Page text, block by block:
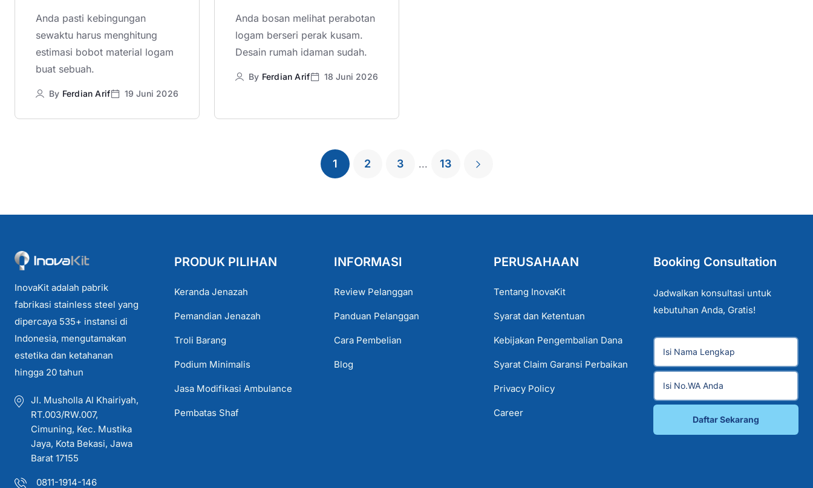
Anda pasti kebingungan
sewaktu harus menghitung
estimasi bobot material logam
buat sebuah.
By Ferdian Arif 19 Juni 2026
Anda bosan melihat perabotan
logam berseri perak kusam.
Desain rumah idaman sudah.
By Ferdian Arif 18 Juni 2026
1 2 3 ... 13
InovaKit adalah pabrik
fabrikasi stainless steel yang
dipercaya 535+ instansi di
Indonesia, mengutamakan
estetika dan ketahanan
hingga 20 tahun
Jl. Musholla Al Khairiyah,
RT.003/RW.007,
Cimuning, Kec. Mustika
Jaya, Kota Bekasi, Jawa
Barat 17155
0811-1914-146
PRODUK PILIHAN
Keranda Jenazah
Pemandian Jenazah
Troli Barang
Podium Minimalis
Jasa Modifikasi Ambulance
Pembatas Shaf
INFORMASI
Review Pelanggan
Panduan Pelanggan
Cara Pembelian
Blog
PERUSAHAAN
Tentang InovaKit
Syarat dan Ketentuan
Kebijakan Pengembalian Dana
Syarat Claim Garansi Perbaikan
Privacy Policy
Career
Booking Consultation
Jadwalkan konsultasi untuk
kebutuhan Anda, Gratis!
Daftar Sekarang